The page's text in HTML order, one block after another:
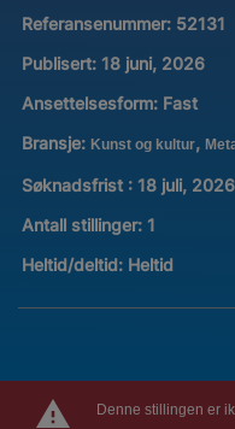
Referansenummer: 52131
Publisert: 18 juni, 2026
Ansettelsesform: Fast
Bransje: Kunst og kultur,
Søknadsfrist : 18 juli, 2026
Antall stillinger: 1
Heltid/deltid: Heltid
Denne stillingen er